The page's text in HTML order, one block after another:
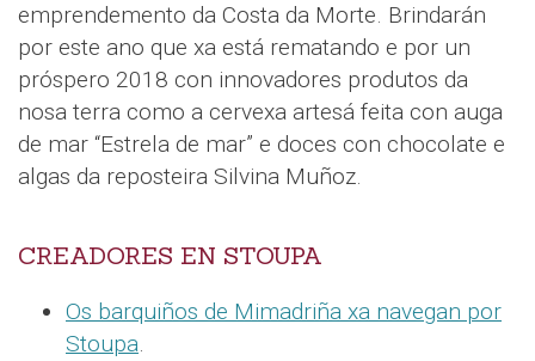
emprendemento da Costa da Morte. Brindarán
por este ano que xa está rematando e por un
próspero 2018 con innovadores produtos da
nosa terra como a cervexa artesá feita con auga
de mar “Estrela de mar” e doces con chocolate e
algas da reposteira Silvina Muñoz.
CREADORES EN STOUPA
Os barquiños de Mimadriña xa navegan por
Stoupa.